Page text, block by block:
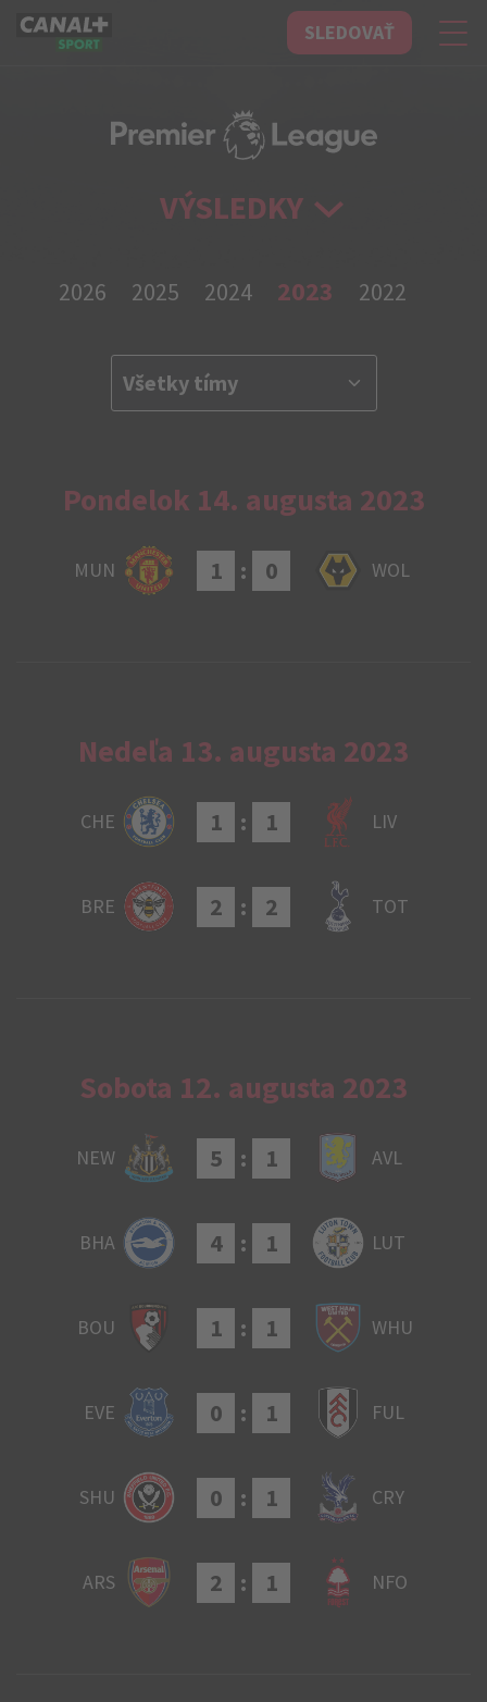
CANAL+ Sport SLEDOVAŤ
VÝSLEDKY
2026 2025 2024 2023 2022
Pondelok 14. augusta 2023
MUN 1 : 0 WOL
Nedeľa 13. augusta 2023
CHE 1 : 1 LIV
BRE 2 : 2 TOT
Sobota 12. augusta 2023
NEW 5 : 1 AVL
BHA 4 : 1 LUT
BOU 1 : 1 WHU
EVE 0 : 1 FUL
SHU 0 : 1 CRY
ARS 2 : 1 NFO